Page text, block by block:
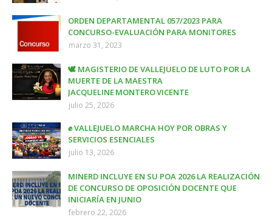
ORDEN DEPARTAMENTAL 057/2023 PARA
CONCURSO-EVALUACIÓN PARA MONITORES
marzo 31, 2023
🕊️ MAGISTERIO DE VALLEJUELO DE LUTO POR LA
MUERTE DE LA MAESTRA
JACQUELINE MONTERO VICENTE
julio 25, 2026
✊ VALLEJUELO MARCHA HOY POR OBRAS Y
SERVICIOS ESENCIALES
julio 13, 2026
MINERD INCLUYE EN SU POA 2026 LA REALIZACIÓN
DE CONCURSO DE OPOSICIÓN DOCENTE QUE
INICIARÍA EN JUNIO
febrero 22, 2026